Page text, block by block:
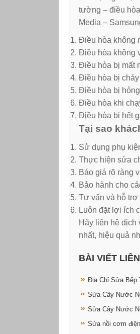
tường – điều
Media –
Điều hòa không
Điều hòa không
Điều hòa bị mất
Điều hòa bị
Điều hòa bị
Điều hòa khi
Điều hòa bị hết
Tại sao
Sử dụng phụ
Thực hiện sửa
Báo giá rõ ràng
Bảo hành cho
Tư vấn và hỗ trợ
Luôn đặt lợi ích
Hãy liên hệ dịch
nhất, hiệu quả
BÀI VIẾT
Địa Chỉ Sửa Bếp
Sửa Cây Nước
Sửa Cây Nước
Sửa nồi cơm